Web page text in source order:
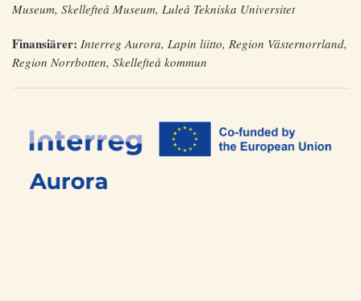
Museum, Skellefteå Museum, Luleå Tekniska Universitet
Finansiärer: Interreg Aurora, Lapin liitto, Region Västernorrland,
Region Norrbotten, Skellefteå kommun